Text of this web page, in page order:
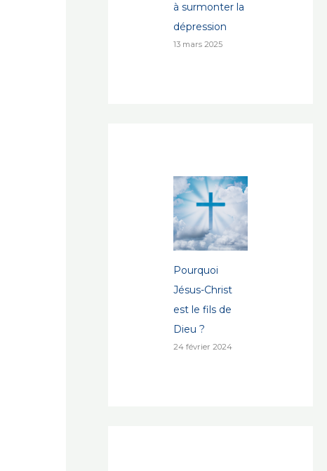
à surmonter la
dépression
13 mars 2025
Pourquoi
Jésus-Christ
est le fils de
Dieu ?
24 février 2024